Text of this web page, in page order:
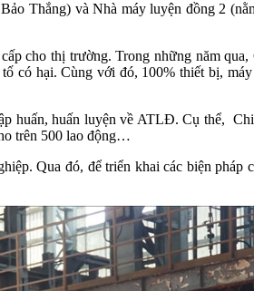
Thắng) và Nhà máy luyện đồng 2
cho thị trường. Trong những năm
có hại. Cùng với đó, 100% thiết bị,
huấn, huấn luyện về ATLĐ. Cụ thể,
trên 500 lao động…
Qua đó, để triển khai các biện pháp